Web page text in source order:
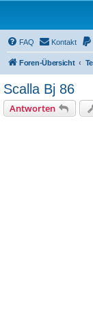
FAQ Kontakt
Foren-Übersicht
Scalla Bj 86
Antworten